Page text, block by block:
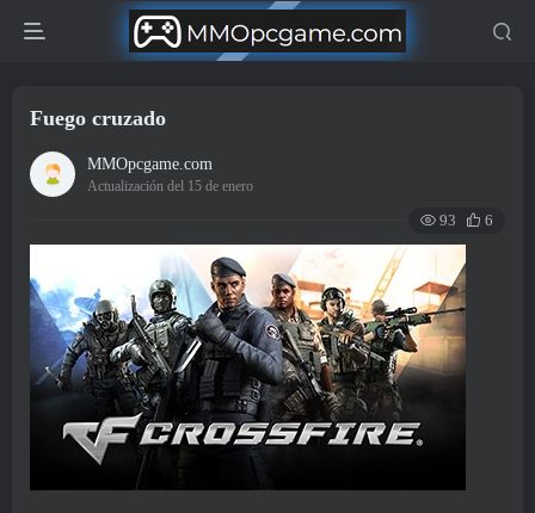
Fuego cruzado
MMOpcgame.com
Actualización del 15 de enero
93 6